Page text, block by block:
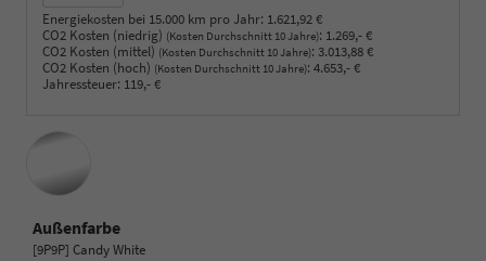
Energiekosten bei 15.000 km pro Jahr: 1.621,92 €
CO2 Kosten (niedrig) (Kosten Durchschnitt 10 Jahre): 1.269,- €
CO2 Kosten (mittel) (Kosten Durchschnitt 10 Jahre): 3.013,88 €
CO2 Kosten (hoch) (Kosten Durchschnitt 10 Jahre): 4.653,- €
Jahressteuer: 119,- €
Außenfarbe
[9P9P] Candy White